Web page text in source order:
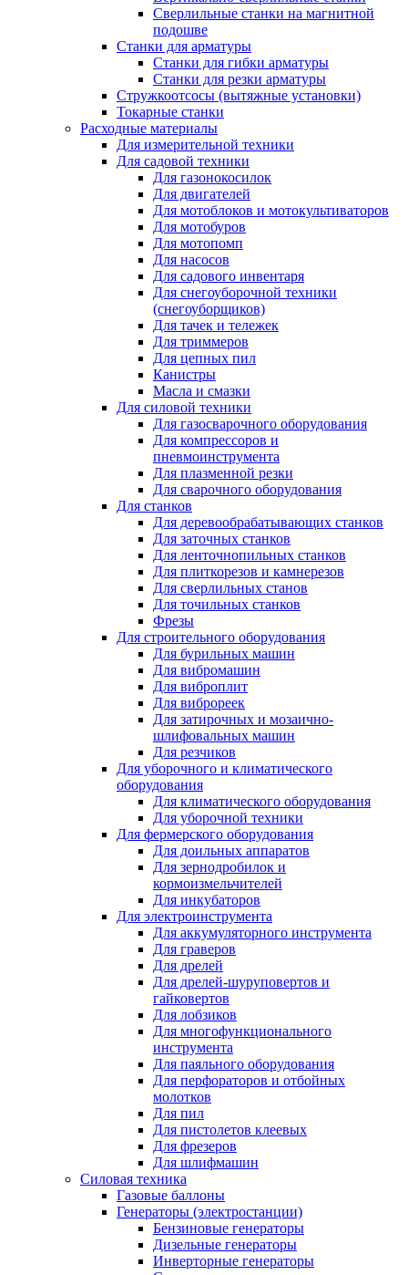
Сверлильные станки на магнитной
подошве
Станки для арматуры
Станки для гибки арматуры
Станки для резки арматуры
Стружкоотсосы (вытяжные установки)
Токарные станки
Расходные материалы
Для измерительной техники
Для садовой техники
Для газонокосилок
Для двигателей
Для мотоблоков и мотокультиваторов
Для мотобуров
Для мотопомп
Для насосов
Для садового инвентаря
Для снегоуборочной техники
(снегоуборщиков)
Для тачек и тележек
Для триммеров
Для цепных пил
Канистры
Масла и смазки
Для силовой техники
Для газосварочного оборудования
Для компрессоров и
пневмоинструмента
Для плазменной резки
Для сварочного оборудования
Для станков
Для деревообрабатывающих станков
Для заточных станков
Для ленточнопильных станков
Для плиткорезов и камнерезов
Для сверлильных станов
Для точильных станков
Фрезы
Для строительного оборудования
Для бурильных машин
Для вибромашин
Для виброплит
Для виброреек
Для затирочных и мозаично-
шлифовальных машин
Для резчиков
Для уборочного и климатического
оборудования
Для климатического оборудования
Для уборочной техники
Для фермерского оборудования
Для доильных аппаратов
Для зернодробилок и
кормоизмельчителей
Для инкубаторов
Для электроинструмента
Для аккумуляторного инструмента
Для граверов
Для дрелей
Для дрелей-шуруповертов и
гайковертов
Для лобзиков
Для многофункционального
инструмента
Для паяльного оборудования
Для перфораторов и отбойных
молотков
Для пил
Для пистолетов клеевых
Для фрезеров
Для шлифмашин
Силовая техника
Газовые баллоны
Генераторы (электростанции)
Бензиновые генераторы
Дизельные генераторы
Инверторные генераторы